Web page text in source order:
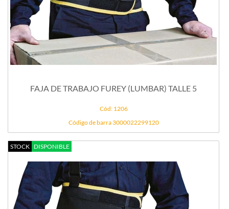
FAJA DE TRABAJO FUREY (LUMBAR) TALLE 5
Cód: 1206
Código de barra 3000022299120
STOCK DISPONIBLE